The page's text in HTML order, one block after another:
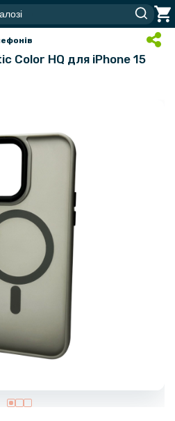
Color HQ для iPhone 15